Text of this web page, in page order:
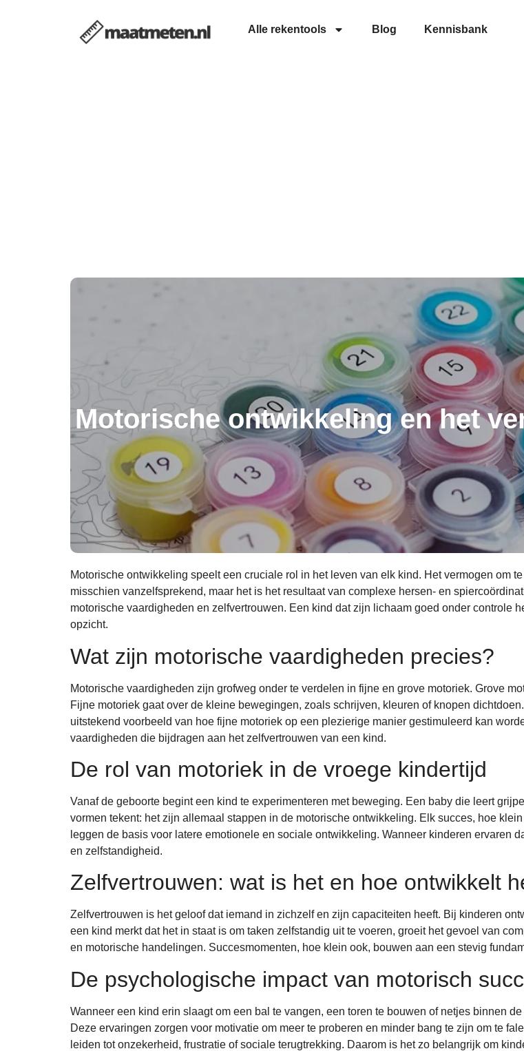
Alle rekentools Blog Kennisbank
Motorische ontwikkeling en het
Motorische ontwikkeling speelt een cruciale rol in het leven van elk kind. Het vermogen om
misschien vanzelfsprekend, maar het is het resultaat van complexe hersen- en
motorische vaardigheden en zelfvertrouwen. Een kind dat zijn lichaam goed onder controle
opzicht.
Wat zijn motorische vaardigheden precies?
Motorische vaardigheden zijn grofweg onder te verdelen in fijne en grove motoriek. Grove
Fijne motoriek gaat over de kleine bewegingen, zoals schrijven, kleuren of knopen
uitstekend voorbeeld van hoe fijne motoriek op een plezierige manier gestimuleerd kan
vaardigheden die bijdragen aan het zelfvertrouwen van een kind.
De rol van motoriek in de vroege kindertijd
Vanaf de geboorte begint een kind te experimenteren met beweging. Een baby die leert
vormen tekent: het zijn allemaal stappen in de motorische ontwikkeling. Elk succes, hoe
leggen de basis voor latere emotionele en sociale ontwikkeling. Wanneer kinderen ervaren
en zelfstandigheid.
Zelfvertrouwen: wat is het en hoe ontwikkelt
Zelfvertrouwen is het geloof dat iemand in zichzelf en zijn capaciteiten heeft. Bij kinderen
een kind merkt dat het in staat is om taken zelfstandig uit te voeren, groeit het gevoel van
en motorische handelingen. Succesmomenten, hoe klein ook, bouwen aan een stevig
De psychologische impact van motorisch
Wanneer een kind erin slaagt om een bal te vangen, een toren te bouwen of netjes binnen
Deze ervaringen zorgen voor motivatie om meer te proberen en minder bang te zijn om te
leiden tot onzekerheid, frustratie of sociale terugtrekking. Daarom is het zo belangrijk om